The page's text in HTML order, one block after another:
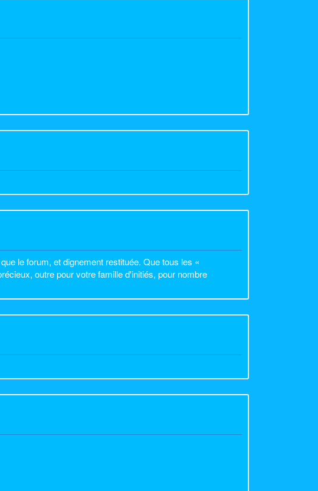
le forum, et dignement restituée. Que tous les «
outre pour votre famille d'initiés, pour nombre